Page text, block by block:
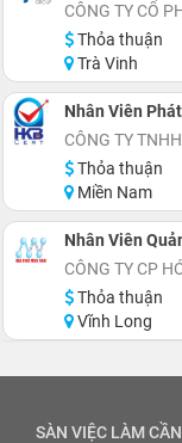
CÔNG TY CỔ
Thỏa thuận
Trà Vinh
Nhân Viên
CÔNG TY
Thỏa thuận
Miền Nam
Nhân Viên
CÔNG TY CP
Thỏa thuận
Vĩnh Long
SÀN VIỆC LÀM